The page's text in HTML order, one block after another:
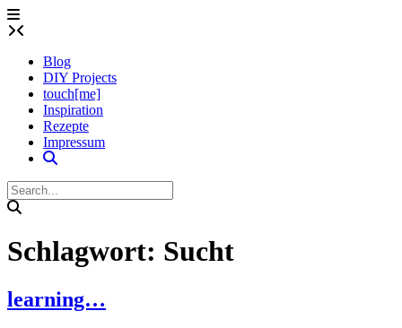
Skip
to
Blog
DIY Projects
touch[me]
Inspiration
Rezepte
Impressum
Schlagwort: Sucht
learning…